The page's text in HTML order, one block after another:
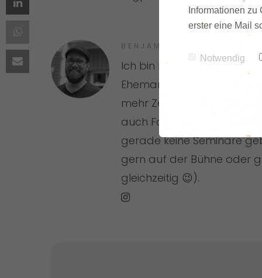
BENJAMIN FLOER
Ich bin Podcaster,
Ehemann und Papa.
mehr Zeit und weniger
auch Familie und das
gerade keine Seminare
gern auf der Bühne oder
gleichzeitig 😉).
Informationen
erster eine Mail
Notwendig